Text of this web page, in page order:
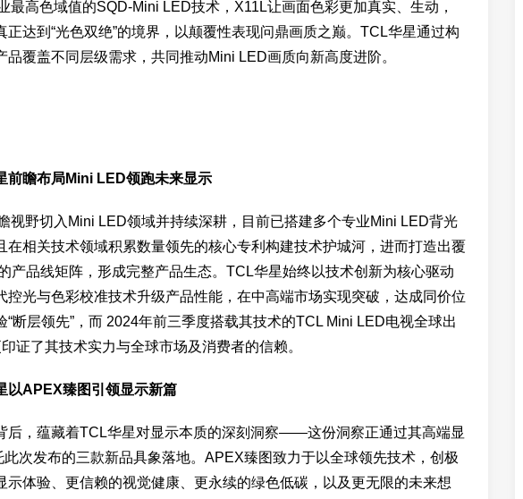
最高色域值的SQD-Mini LED技术，X11L让画面色彩更加真实、生动，
达到“光色双绝”的境界，以颠覆性表现问鼎画质之巅。TCL华星通过构
覆盖不同层级需求，共同推动Mini LED画质向新高度进阶。
前瞻布局Mini LED领跑未来显示
视野切入Mini LED领域并持续深耕，目前已搭建多个专业Mini LED背光
在相关技术领域积累数量领先的核心专利构建技术护城河，进而打造出覆
产品线矩阵，形成完整产品生态。TCL华星始终以技术创新为核心驱动
控光与色彩校准技术升级产品性能，在中高端市场实现突破，达成同价位
断层领先”，而 2024年前三季度搭载其技术的TCL Mini LED电视全球出
证了其技术实力与全球市场及消费者的信赖。
以APEX臻图引领显示新篇
后，蕴藏着TCL华星对显示本质的深刻洞察——这份洞察正通过其高端显
次发布的三款新品具象落地。APEX臻图致力于以全球领先技术，创极
示体验、更信赖的视觉健康、更永续的绿色低碳，以及更无限的未来想